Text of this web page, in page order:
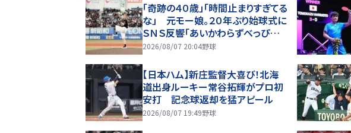
「奇跡の４０歳」「時間止まりすぎてる
な」 元モー娘。２０年ぶり始球式に
ＳＮＳ反響「あいかわらずべっぴんさ
んじゃのう」「お美しかった…」
2026/08/07 20:04野球
【日本ハム】新庄監督大喜び！北海
道出身ルーキー常谷拓輝がプロ初
安打 記念球返却を猛アピール
2026/08/07 19:49野球